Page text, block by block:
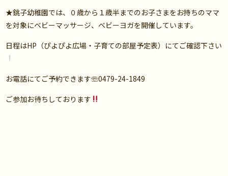
★銚子幼稚園では、０歳から１歳半までのお子さまをお持ちのママ
を対象にベビーマッサージ、ベビーヨガを開催しています。
日程はHP（ぴよぴよ広場・子育ての部屋予定表）にてご確認下さい
お電話にてご予約できます☏0479-24-1849
ご参加お待ちしております